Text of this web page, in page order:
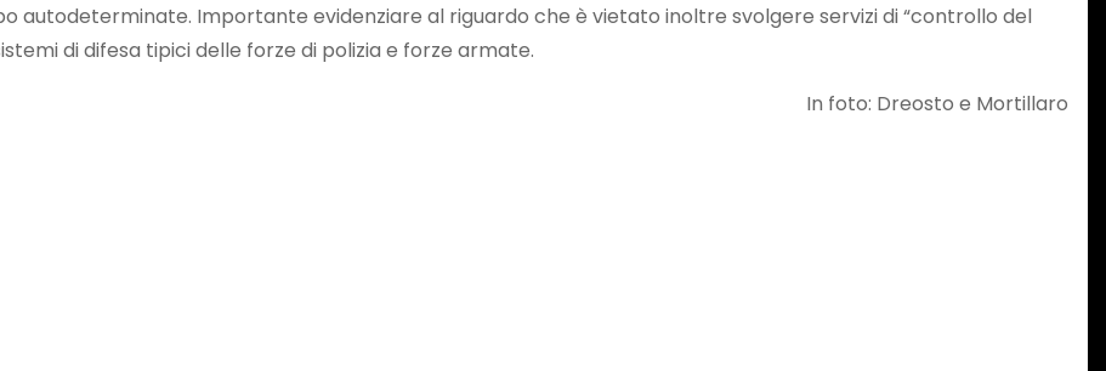
autodeterminate. Importante evidenziare al riguardo che è vietato inoltre svolgere servizi di “controllo del
di difesa tipici delle forze di polizia e forze armate.
In foto: Dreosto e Mortillaro